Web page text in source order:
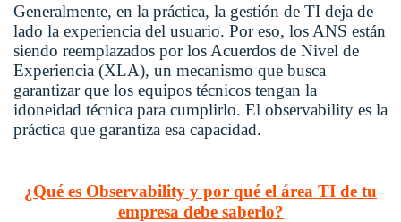
Generalmente, en la práctica, la gestión de TI deja de
lado la experiencia del usuario. Por eso, los ANS están
siendo reemplazados por los Acuerdos de Nivel de
Experiencia (XLA), un mecanismo que busca
garantizar que los equipos técnicos tengan la
idoneidad técnica para cumplirlo. El observability es la
práctica que garantiza esa capacidad.
¿Qué es Observability y por qué el área TI de tu
empresa debe saberlo?